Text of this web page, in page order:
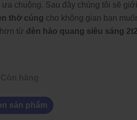
chuộng. Sau đây chúng tôi sẽ
thờ cúng cho không gian bạn
từ đèn hào quang siêu sáng
sản phẩm